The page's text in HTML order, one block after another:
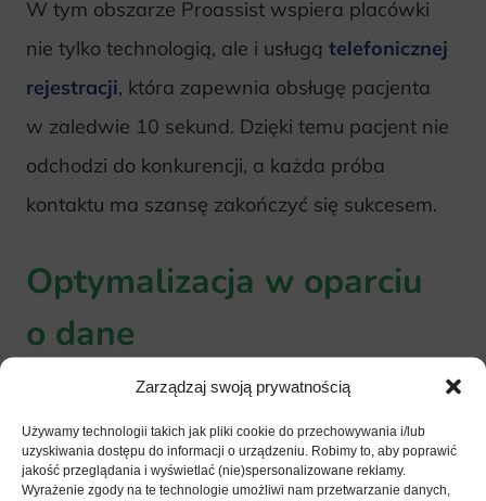
Zarządzaj swoją prywatnością
Używamy technologii takich jak pliki cookie do przechowywania i/lub
uzyskiwania dostępu do informacji o urządzeniu. Robimy to, aby poprawić
jakość przeglądania i wyświetlać (nie)spersonalizowane reklamy.
Wyrażenie zgody na te technologie umożliwi nam przetwarzanie danych,
W tym obszarze Proassist wspiera placówki
nie tylko technologią, ale i usługą telefonicznej
rejestracji, która zapewnia obsługę pacjenta
w zaledwie 10 sekund. Dzięki temu pacjent nie
odchodzi do konkurencji, a każda próba
kontaktu ma szansę zakończyć się sukcesem.
Optymalizacja w oparciu
o dane
Samo gromadzenie danych to dopiero
marketingu. Równie istotna jest ich
systematyczna analiza, która pozwala dostrzec